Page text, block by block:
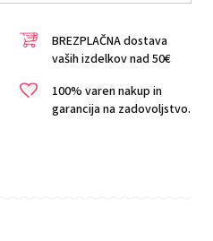
BREZPLAČNA dostava
vaših izdelkov nad 50€
100% varen nakup in
garancija na zadovoljstvo.